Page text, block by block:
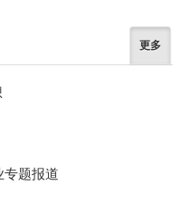
更多
专题报道